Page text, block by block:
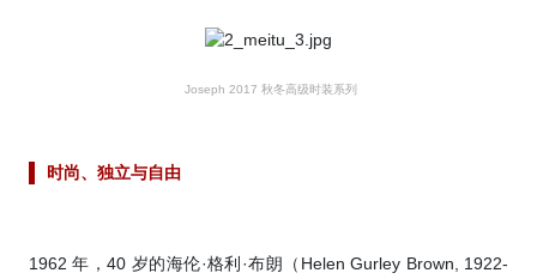
Joseph 2017 秋冬高级时装系列
时尚、 独立与自由
1962 年，40 岁的海伦·格利·布朗（Helen Gurley Brown, 1922-